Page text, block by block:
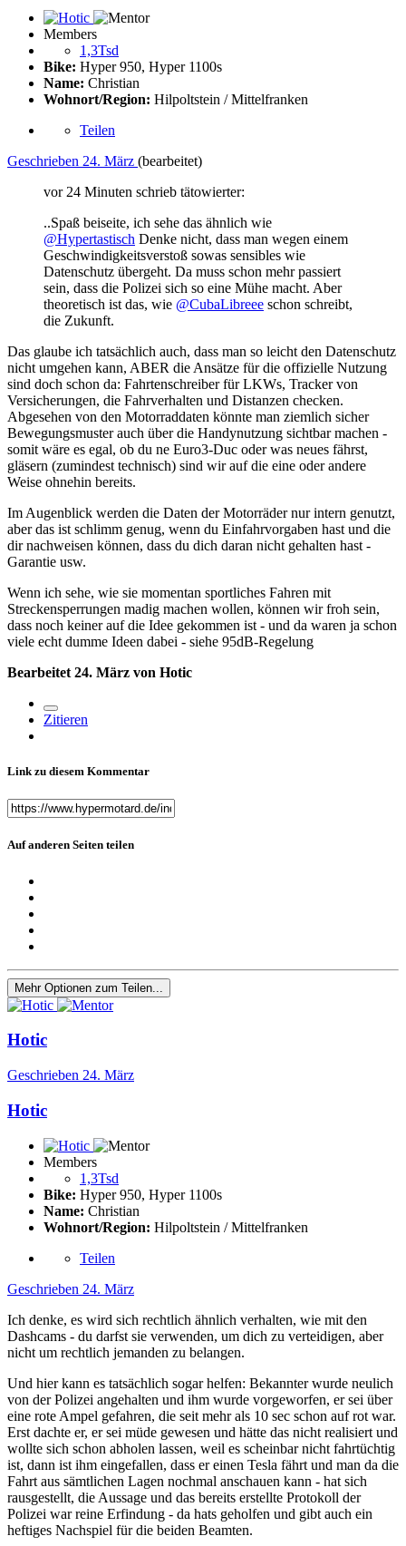
Members
1,3Tsd
Bike: Hyper 950, Hyper 1100s
Name: Christian
Wohnort/Region: Hilpoltstein / Mittelfranken
Teilen
Geschrieben 24. März (bearbeitet)
vor 24 Minuten schrieb tätowierter:
..Spaß beiseite, ich sehe das ähnlich wie
@Hypertastisch Denke nicht, dass man wegen einem
Geschwindigkeitsverstoß sowas sensibles wie
Datenschutz übergeht. Da muss schon mehr passiert
sein, dass die Polizei sich so eine Mühe macht. Aber
theoretisch ist das, wie @CubaLibreee schon schreibt,
die Zukunft.
Das glaube ich tatsächlich auch, dass man so leicht den Datenschutz
nicht umgehen kann, ABER die Ansätze für die offizielle Nutzung
sind doch schon da: Fahrtenschreiber für LKWs, Tracker von
Versicherungen, die Fahrverhalten und Distanzen checken.
Abgesehen von den Motorraddaten könnte man ziemlich sicher
Bewegungsmuster auch über die Handynutzung sichtbar machen -
somit wäre es egal, ob du ne Euro3-Duc oder was neues fährst,
gläsern (zumindest technisch) sind wir auf die eine oder andere
Weise ohnehin bereits.
Im Augenblick werden die Daten der Motorräder nur intern genutzt,
aber das ist schlimm genug, wenn du Einfahrvorgaben hast und die
dir nachweisen können, dass du dich daran nicht gehalten hast -
Garantie usw.
Wenn ich sehe, wie sie momentan sportliches Fahren mit
Streckensperrungen madig machen wollen, können wir froh sein,
dass noch keiner auf die Idee gekommen ist - und da waren ja schon
viele echt dumme Ideen dabei - siehe 95dB-Regelung
Bearbeitet 24. März von Hotic
Zitieren
Link zu diesem Kommentar
Auf anderen Seiten teilen
Mehr Optionen zum Teilen...
Hotic
Geschrieben 24. März
Hotic
Members
1,3Tsd
Bike: Hyper 950, Hyper 1100s
Name: Christian
Wohnort/Region: Hilpoltstein / Mittelfranken
Teilen
Geschrieben 24. März
Ich denke, es wird sich rechtlich ähnlich verhalten, wie mit den
Dashcams - du darfst sie verwenden, um dich zu verteidigen, aber
nicht um rechtlich jemanden zu belangen.
Und hier kann es tatsächlich sogar helfen: Bekannter wurde neulich
von der Polizei angehalten und ihm wurde vorgeworfen, er sei über
eine rote Ampel gefahren, die seit mehr als 10 sec schon auf rot war.
Erst dachte er, er sei müde gewesen und hätte das nicht realisiert und
wollte sich schon abholen lassen, weil es scheinbar nicht fahrtüchtig
ist, dann ist ihm eingefallen, dass er einen Tesla fährt und man da die
Fahrt aus sämtlichen Lagen nochmal anschauen kann - hat sich
rausgestellt, die Aussage und das bereits erstellte Protokoll der
Polizei war reine Erfindung - da hats geholfen und gibt auch ein
heftiges Nachspiel für die beiden Beamten.